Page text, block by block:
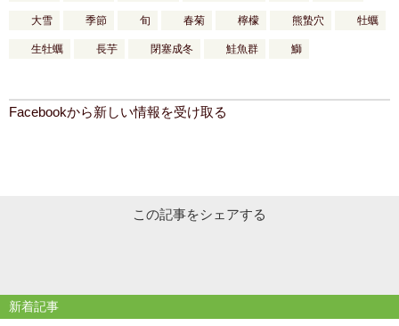
大雪 季節 旬 春菊 檸檬 熊蟄穴 牡蠣
生牡蠣 長芋 閉塞成冬 鮭魚群 鰤
Facebookから新しい情報を受け取る
この記事をシェアする
新着記事